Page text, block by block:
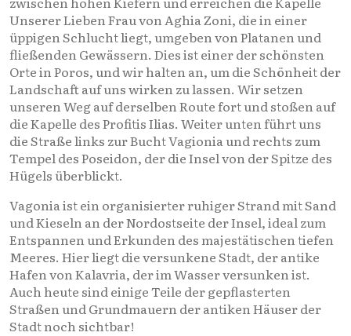
Unserer Lieben Frau von Aghia Zoni, die in einer
üppigen Schlucht liegt, umgeben von Platanen und
fließenden Gewässern. Dies ist einer der schönsten
Orte in Poros, und wir halten an, um die Schönheit der
Landschaft auf uns wirken zu lassen. Wir setzen
unseren Weg auf derselben Route fort und stoßen auf
die Kapelle des Profitis Ilias. Weiter unten führt uns
die Straße links zur Bucht Vagionia und rechts zum
Tempel des Poseidon, der die Insel von der Spitze des
Hügels überblickt.
Vagonia ist ein organisierter ruhiger Strand mit Sand
und Kieseln an der Nordostseite der Insel, ideal zum
Entspannen und Erkunden des majestätischen tiefen
Meeres. Hier liegt die versunkene Stadt, der antike
Hafen von Kalavria, der im Wasser versunken ist.
Auch heute sind einige Teile der gepflasterten
Straßen und Grundmauern der antiken Häuser der
Stadt noch sichtbar!